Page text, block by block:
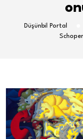
Düşünbil Portal